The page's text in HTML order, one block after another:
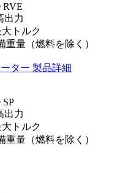
RVE
出力
トルク
重量（燃料を除く）
ター 製品詳細
SP
出力
トルク
重量（燃料を除く）